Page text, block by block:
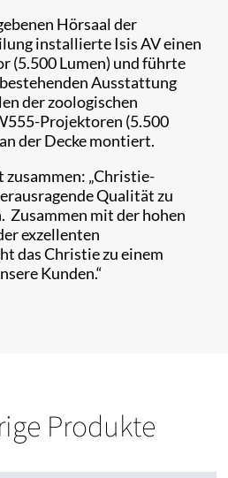
Hörsaal der
installierte Isis AV einen
(5.500 Lumen) und führte
Ausstattung
der zoologischen
Projektoren (5.500
der Decke montiert.
„Christie-
Qualität zu
Zusammen mit der hohen
exzellenten
das Christie zu einem
Kunden.“
Produkte